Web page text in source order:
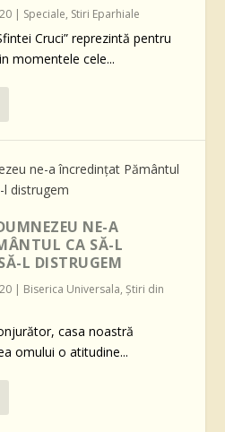
| Speciale, Stiri Eparhiale
Cruci” reprezintă pentru
momentele cele...
NE-A
CA SĂ-L
L DISTRUGEM
| Biserica Universala,Știri din
casa noastră
omului o atitudine...